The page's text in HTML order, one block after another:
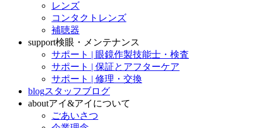
レンズ
コンタクトレンズ
補聴器
support検眼・メンテナンス
サポート | 眼鏡作製技能士・検査
サポート | 保証とアフターケア
サポート | 修理・交換
blogスタッフブログ
aboutアイ&アイについて
ごあいさつ